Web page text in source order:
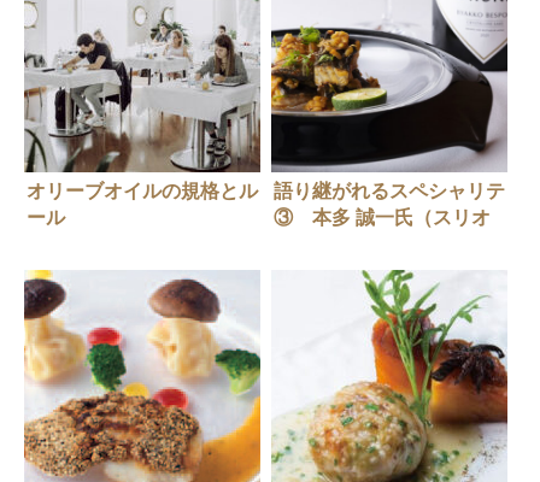
オリーブオイルの規格とル
ール
イル講座
オリーブオイルを識って料
理に活かす 第2回～
語り継がれるスペシャリテ
③ 本多 誠一氏（スリオ
ア」× SAKE
HUNDRED「百光 別誂」